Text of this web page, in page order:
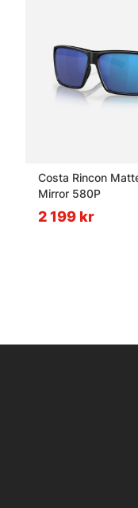
Costa Rincon
Mirror 580P
2 199 kr